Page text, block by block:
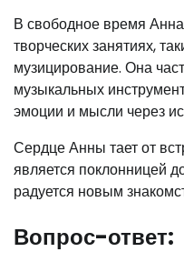
В свободное время
творческих занятиях,
музицирование. Она
музыкальных
эмоции и мысли через
Сердце Анны тает от
является поклонницей
радуется новым
Вопрос-ответ: